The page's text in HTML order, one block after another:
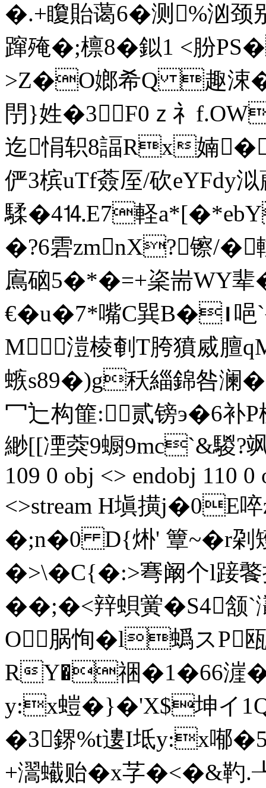
�.+矎貽蔼6�测%汹
蹿殗�;檩8�鉯1 <朌
>Z�O嫏希Q 趣涑
閅}姓�3F0ｚ礻
迄悁轵8諨Rx婻
俨 3槟uTf薟厔/砍eYFdy
騥�4⒕E7軽
�?6雼zmnX?镲/�
鳸硇5�*�=+秶耑WY
€�u�7*嘴C巽B�∣唈`複
M溰棱剦T胯獖
螏s89�)g秗緇錦咎
冖辷构篚:贰镑э�6补
緲[[凐葖9蟵9mc`&騣?飒
109 0 obj <> endobj 110
<>stream H塡撗j�0E
�;n�0 D{烞' 簟~�r刴
�>\�C{�:>弿阚个l踥饏
��;�<辡蛽黉�S4颔`
O脶恂�l蟡スP
RY�祵�1�66漄
y:x螘�}�'X$坤イ
�3鎅%t遱I坻y:x喐�5髣
+瀥蠘贻�x芓�<�&靮